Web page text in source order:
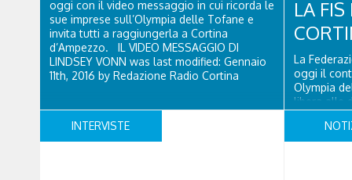
Regione
oggi con il video messaggio in cui ricorda le
sue imprese sull’Olympia delle Tofane e
invita tutti a raggiungerla a Cortina
d’Ampezzo. IL VIDEO MESSAGGIO DI
LINDSEY VONN was last modified: Gennaio
11th, 2016 by Redazione Radio Cortina
LA
La
oggi il
Olympia
libera alle
gennaio
INTERVISTE